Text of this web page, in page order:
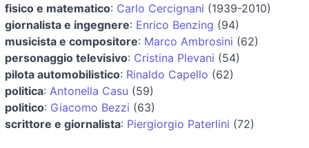
fisico e matematico: Carlo Cercignani (1939-2010)
giornalista e ingegnere: Enrico Benzing (94)
musicista e compositore: Marco Ambrosini (62)
personaggio televisivo: Cristina Plevani (54)
pilota automobilistico: Rinaldo Capello (62)
politica: Antonella Casu (59)
politico: Giacomo Bezzi (63)
scrittore e giornalista: Piergiorgio Paterlini (72)